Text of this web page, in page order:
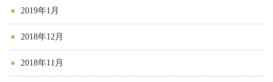
2019年1月
2018年12月
2018年11月